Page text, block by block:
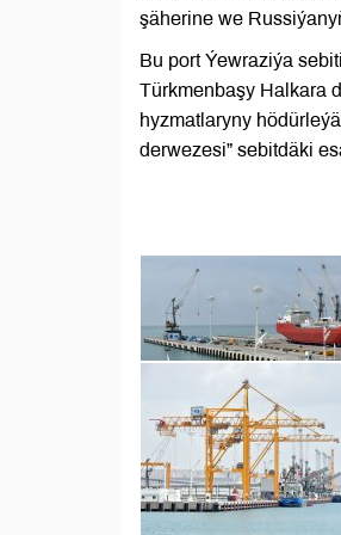
şäherine we
Bu port Ýewraziýa
Türkmenbaşy Halkara
hyzmatlaryny
derwezesi” sebitdäki